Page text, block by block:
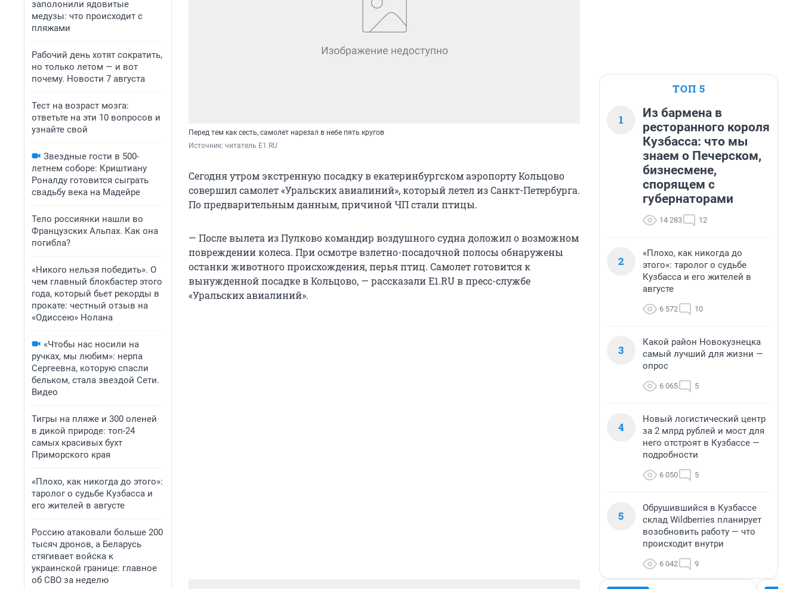
заполонили ядовитые
медузы: что происходит с
пляжами
Рабочий день хотят сократить,
но только летом — и вот
почему. Новости 7 августа
Тест на возраст мозга:
ответьте на эти 10 вопросов и
узнайте свой
Звездные гости в 500-
летнем соборе: Криштиану
Роналду готовится сыграть
свадьбу века на Мадейре
Тело россиянки нашли во
Французских Альпах. Как она
погибла?
«Никого нельзя победить». О
чем главный блокбастер этого
года, который бьет рекорды в
прокате: честный отзыв на
«Одиссею» Нолана
«Чтобы нас носили на
ручках, мы любим»: нерпа
Сергеевна, которую спасли
бельком, стала звездой Сети.
Видео
Тигры на пляже и 300 оленей
в дикой природе: топ-24
самых красивых бухт
Приморского края
«Плохо, как никогда до этого»:
таролог о судьбе Кузбасса и
его жителей в августе
Россию атаковали больше 200
тысяч дронов, а Беларусь
стягивает войска к
украинской границе: главное
об СВО за неделю
Перед тем как сесть, самолет нарезал в небе пять кругов
Источник: читатель E1.RU
Сегодня утром экстренную посадку в екатеринбургском аэропорту Кольцово
совершил самолет «Уральских авиалиний», который летел из Санкт-Петербурга.
По предварительным данным, причиной ЧП стали птицы.
— После вылета из Пулково командир воздушного судна доложил о возможном
повреждении колеса. При осмотре взлетно-посадочной полосы обнаружены
останки животного происхождения, перья птиц. Самолет готовится к
вынужденной посадке в Кольцово, — рассказали Е1.RU в пресс-службе
«Уральских авиалиний».
ТОП 5
1
Из бармена в
ресторанного короля
Кузбасса: что мы
знаем о Печерском,
бизнесмене,
спорящем с
губернаторами
14 283 12
2
«Плохо, как никогда до
этого»: таролог о судьбе
Кузбасса и его жителей в
августе
6 572 10
3
Какой район Новокузнецка
самый лучший для жизни —
опрос
6 065 5
4
Новый логистический центр
за 2 млрд рублей и мост для
него отстроят в Кузбассе —
подробности
6 050 5
5
Обрушившийся в Кузбассе
склад Wildberries планирует
возобновить работу — что
происходит внутри
6 042 9